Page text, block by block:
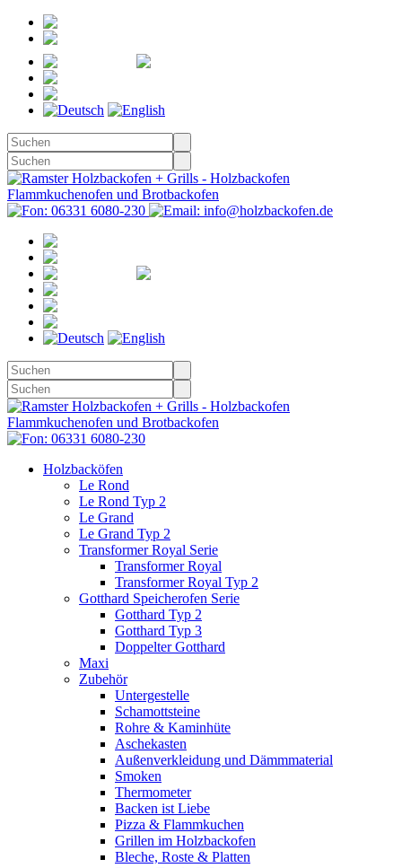
Holzbacköfen
Le Rond
Le Rond Typ 2
Le Grand
Le Grand Typ 2
Transformer Royal Serie
Transformer Royal
Transformer Royal Typ 2
Gotthard Speicherofen Serie
Gotthard Typ 2
Gotthard Typ 3
Doppelter Gotthard
Maxi
Zubehör
Untergestelle
Schamottsteine
Rohre & Kaminhüte
Aschekasten
Außenverkleidung und Dämmmaterial
Smoken
Thermometer
Backen ist Liebe
Pizza & Flammkuchen
Grillen im Holzbackofen
Bleche, Roste & Platten